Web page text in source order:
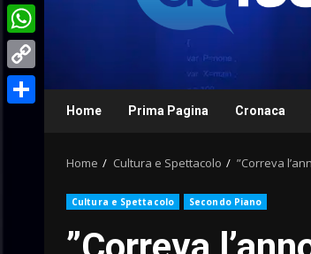
Home Prima Pagina Cronaca
Home Cultura e Spettacolo ”Correva
Cultura e Spettacolo Secondo Piano
LinkedIn
WhatsApp
Copy